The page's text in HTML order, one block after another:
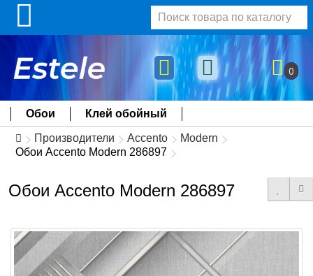
0
Обои Клей обойный
Производители Accento
Modern
Обои Accento Modern 286897
Обои Accento Modern 286897